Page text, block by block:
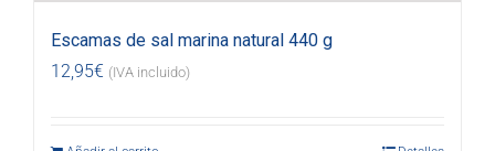
Escamas de sal marina natural 440 g
12,95€ (IVA incluido)